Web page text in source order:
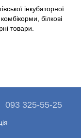
інкубаторної
білкові
товари.
093 325-55-25